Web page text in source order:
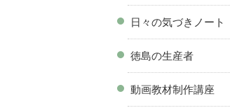
日々の気づきノート
徳島の生産者
動画教材制作講座